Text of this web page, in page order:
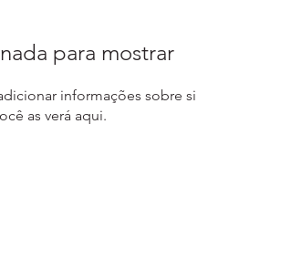
para mostrar
informações sobre si
as verá aqui.